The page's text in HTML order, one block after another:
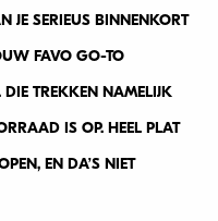
SERIEUS BINNENKORT
FAVO GO-TO
TREKKEN NAMELIJK
IS OP. HEEL PLAT
EN DA’S NIET